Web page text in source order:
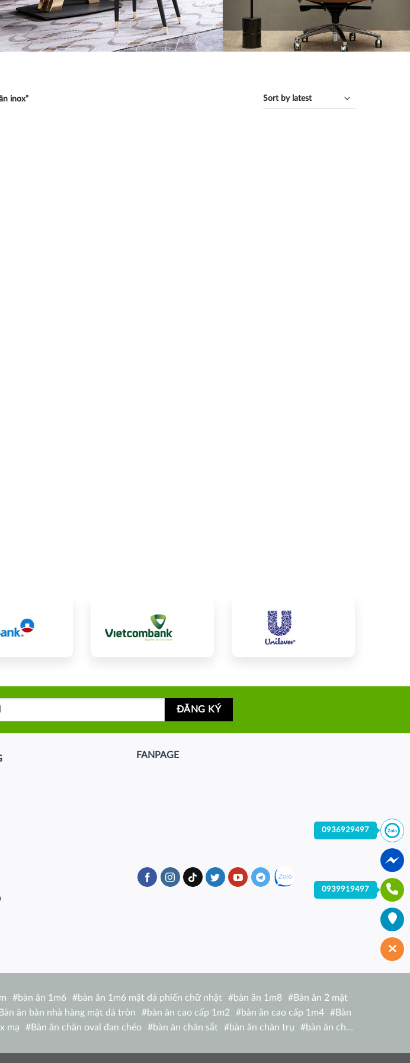
inox”
FANPAGE
#bàn ăn 1m6 #bàn ăn 1m6 mặt đá phiến chữ nhật #bàn ăn 1m8 #Bàn ăn 2 mặt
Bàn ăn bàn nhà hàng mặt đá tròn #bàn ăn cao cấp 1m2 #bàn ăn cao cấp 1m4 #Bàn
mạ #Bàn ăn chân oval đan chéo #bàn ăn chân sắt #bàn ăn chân trụ #bàn ăn chữ
0936929497
0939919497